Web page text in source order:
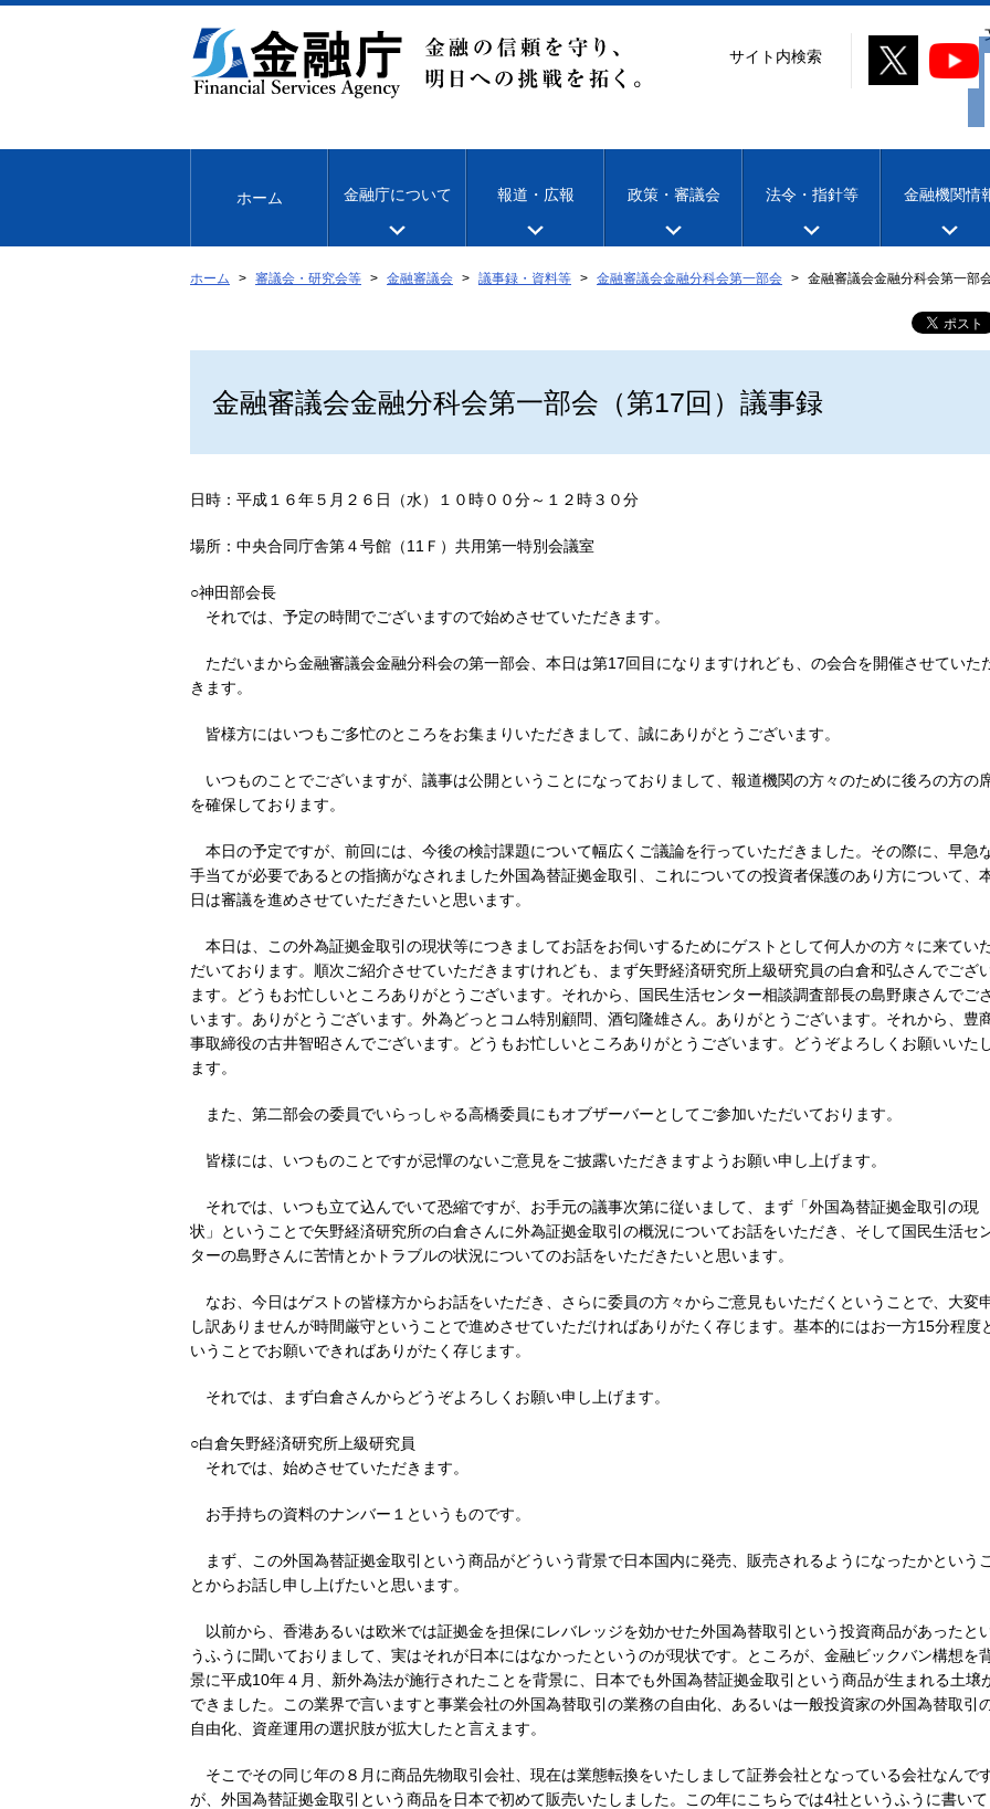
文
移
サイト内検索
ホーム 金融庁について 報道・広報 政策・審議会 法令・指針等 金融機関情
ホーム 審議会・研究会等 金融審議会 議事録・資料等 金融審議会金融分科会第一部会 金融審議会金融分科会第一部
金融審議会金融分科会第一部会（第17回）議事録
日時：平成１６年５月２６日（水）１０時００分～１２時３０分
場所：中央合同庁舎第４号館（11Ｆ）共用第一特別会議室
○神田部会長
それでは、予定の時間でございますので始めさせていただきます。
ただいまから金融審議会金融分科会の第一部会、本日は第17回目になりますけれども、の会合を開催させていた
きます。
皆様方にはいつもご多忙のところをお集まりいただきまして、誠にありがとうございます。
いつものことでございますが、議事は公開ということになっておりまして、報道機関の方々のために後ろの方の
を確保しております。
本日の予定ですが、前回には、今後の検討課題について幅広くご議論を行っていただきました。その際に、早急
手当てが必要であるとの指摘がなされました外国為替証拠金取引、これについての投資者保護のあり方について、
日は審議を進めさせていただきたいと思います。
本日は、この外為証拠金取引の現状等につきましてお話をお伺いするためにゲストとして何人かの方々に来てい
だいております。順次ご紹介させていただきますけれども、まず矢野経済研究所上級研究員の白倉和弘さんでござ
ます。どうもお忙しいところありがとうございます。それから、国民生活センター相談調査部長の島野康さんでご
います。ありがとうございます。外為どっとコム特別顧問、酒匂隆雄さん。ありがとうございます。それから、豊
事取締役の古井智昭さんでございます。どうもお忙しいところありがとうございます。どうぞよろしくお願いいた
ます。
また、第二部会の委員でいらっしゃる高橋委員にもオブザーバーとしてご参加いただいております。
皆様には、いつものことですが忌憚のないご意見をご披露いただきますようお願い申し上げます。
それでは、いつも立て込んでいて恐縮ですが、お手元の議事次第に従いまして、まず「外国為替証拠金取引の現
状」ということで矢野経済研究所の白倉さんに外為証拠金取引の概況についてお話をいただき、そして国民生活セ
ターの島野さんに苦情とかトラブルの状況についてのお話をいただきたいと思います。
なお、今日はゲストの皆様方からお話をいただき、さらに委員の方々からご意見もいただくということで、大変
し訳ありませんが時間厳守ということで進めさせていただければありがたく存じます。基本的にはお一方15分程度
いうことでお願いできればありがたく存じます。
それでは、まず白倉さんからどうぞよろしくお願い申し上げます。
○白倉矢野経済研究所上級研究員
それでは、始めさせていただきます。
お手持ちの資料のナンバー１というものです。
まず、この外国為替証拠金取引という商品がどういう背景で日本国内に発売、販売されるようになったかというこ
とからお話し申し上げたいと思います。
以前から、香港あるいは欧米では証拠金を担保にレバレッジを効かせた外国為替取引という投資商品があったと
うふうに聞いておりまして、実はそれが日本にはなかったというのが現状です。ところが、金融ビックバン構想を
景に平成10年４月、新外為法が施行されたことを背景に、日本でも外国為替証拠金取引という商品が生まれる土壌
できました。この業界で言いますと事業会社の外国為替取引の業務の自由化、あるいは一般投資家の外国為替取引
自由化、資産運用の選択肢が拡大したと言えます。
そこでその同じ年の８月に商品先物取引会社、現在は業態転換をいたしまして証券会社となっている会社なんで
が、外国為替証拠金取引という商品を日本で初めて販売いたしました。この年にこちらでは4社というふうに書いて